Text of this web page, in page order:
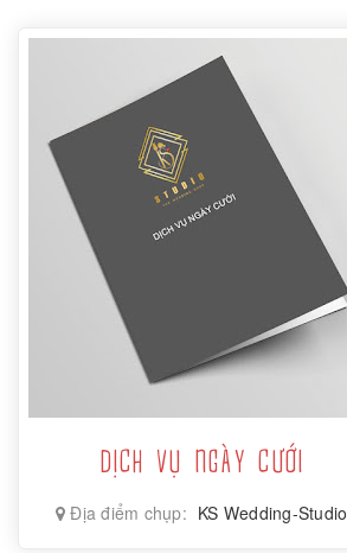
DỊCH VỤ NGÀY CƯỚI
Địa điểm chụp: KS Wedding-Studio